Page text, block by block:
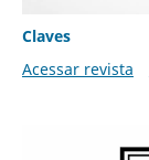
Claves
Acessar revista